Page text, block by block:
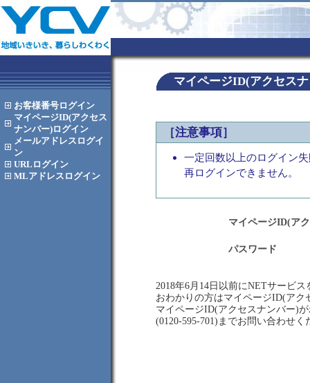
お客様番号ログイン
マイページID(アクセス
ナンバー)ログイン
メールアドレス ログイ
ン
URL ログイン
MLアドレス ログイン
マイページID(アクセス
［注意事項］
一定回数以上のログイン
再ログインできません。
マイページID(ア
パスワード
2018年6月14日以前にNETサービ
おわかりの方はマイページID(ア
マイページID(アクセスナンバー)
(0120-595-701)までお問い合わせく